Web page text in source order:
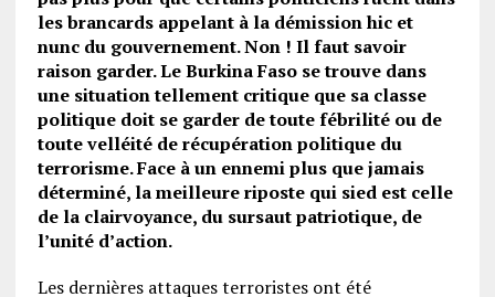
les brancards appelant à la démission hic et
nunc du gouvernement. Non ! Il faut savoir
raison garder. Le Burkina Faso se trouve dans
une situation tellement critique que sa classe
politique doit se garder de toute fébrilité ou de
toute velléité de récupération politique du
terrorisme. Face à un ennemi plus que jamais
déterminé, la meilleure riposte qui sied est celle
de la clairvoyance, du sursaut patriotique, de
l’unité d’action.
Les dernières attaques terroristes ont été